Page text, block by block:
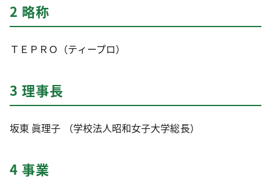
2 略称
ＴＥＰＲＯ（ティープロ）
3 理事長
坂東 眞理子 （学校法人昭和女子大学総長）
4 事業